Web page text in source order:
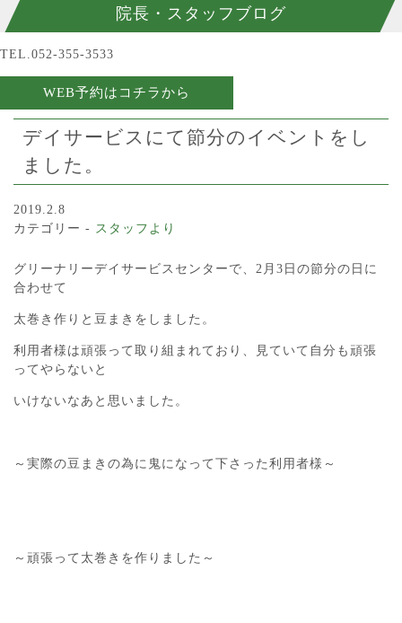
院長・スタッフブログ
TEL.052-355-3533
WEB予約はコチラから
デイサービスにて節分のイベントをし
ました。
2019.2.8
カテゴリー - スタッフより
グリーナリーデイサービスセンターで、2月3日の節分の日に
合わせて
太巻き作りと豆まきをしました。
利用者様は頑張って取り組まれており、見ていて自分も頑張
ってやらないと
いけないなあと思いました。
～実際の豆まきの為に鬼になって下さった利用者様～
～頑張って太巻きを作りました～